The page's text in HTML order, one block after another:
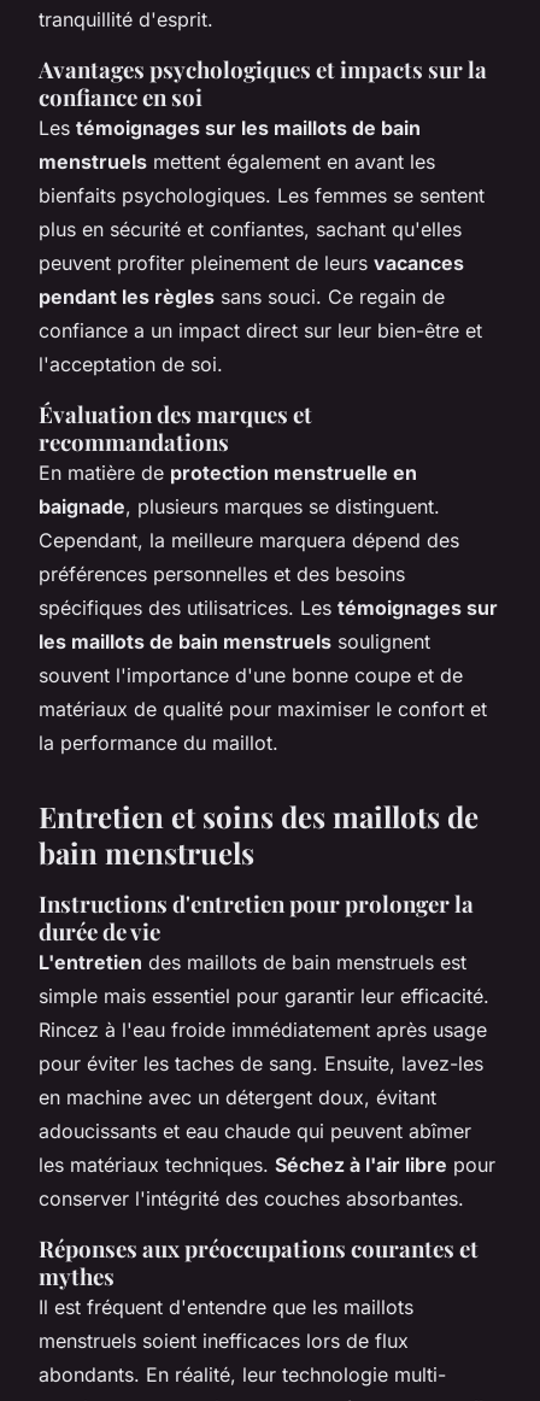
tranquillité d'esprit.
Avantages psychologiques et impacts sur la
confiance en soi
Les témoignages sur les maillots de bain
menstruels mettent également en avant les
bienfaits psychologiques. Les femmes se sentent
plus en sécurité et confiantes, sachant qu'elles
peuvent profiter pleinement de leurs vacances
pendant les règles sans souci. Ce regain de
confiance a un impact direct sur leur bien-être et
l'acceptation de soi.
Évaluation des marques et
recommandations
En matière de protection menstruelle en
baignade, plusieurs marques se distinguent.
Cependant, la meilleure marquera dépend des
préférences personnelles et des besoins
spécifiques des utilisatrices. Les témoignages sur
les maillots de bain menstruels soulignent
souvent l'importance d'une bonne coupe et de
matériaux de qualité pour maximiser le confort et
la performance du maillot.
Entretien et soins des maillots de
bain menstruels
Instructions d'entretien pour prolonger la
durée de vie
L'entretien des maillots de bain menstruels est
simple mais essentiel pour garantir leur efficacité.
Rincez à l'eau froide immédiatement après usage
pour éviter les taches de sang. Ensuite, lavez-les
en machine avec un détergent doux, évitant
adoucissants et eau chaude qui peuvent abîmer
les matériaux techniques. Séchez à l'air libre pour
conserver l'intégrité des couches absorbantes.
Réponses aux préoccupations courantes et
mythes
Il est fréquent d'entendre que les maillots
menstruels soient inefficaces lors de flux
abondants. En réalité, leur technologie multi-